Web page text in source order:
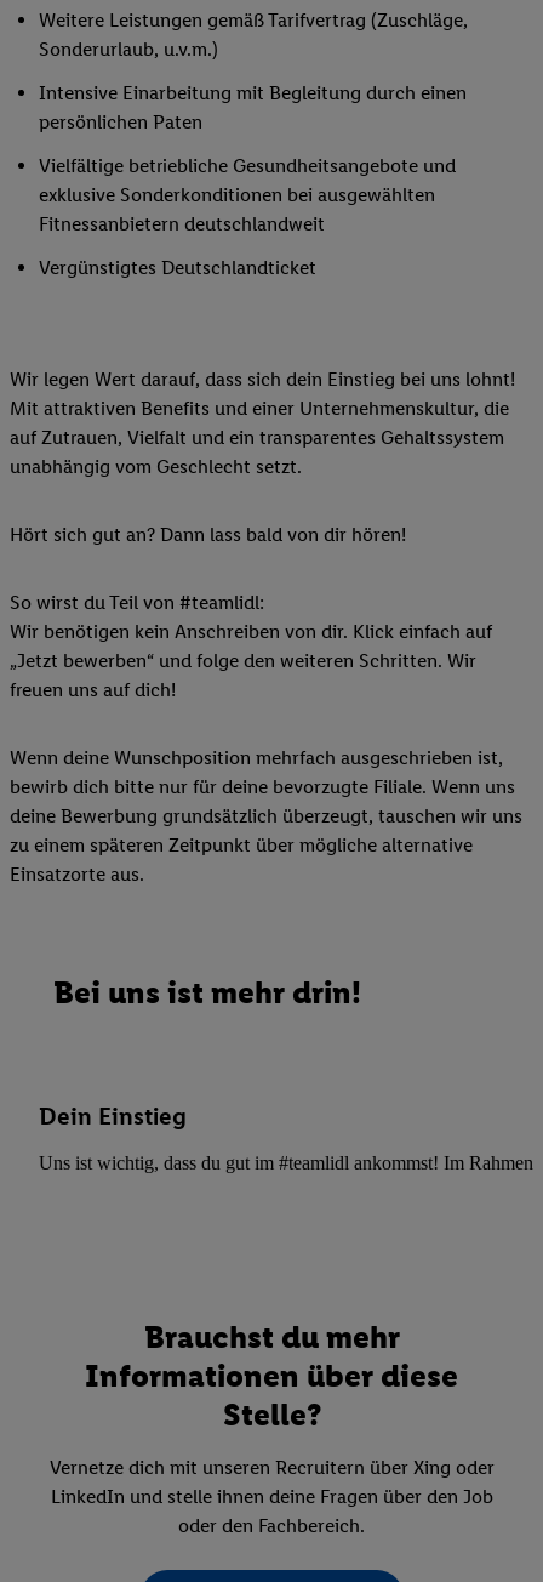
Weitere Leistungen gemäß Tarifvertrag (Zuschläge,
Sonderurlaub, u.v.m.)
Intensive Einarbeitung mit Begleitung durch einen
persönlichen Paten
Vielfältige betriebliche Gesundheitsangebote und
exklusive Sonderkonditionen bei ausgewählten
Fitnessanbietern deutschlandweit
Vergünstigtes Deutschlandticket
Wir legen Wert darauf, dass sich dein Einstieg bei uns lohnt!
Mit attraktiven Benefits und einer Unternehmenskultur, die
auf Zutrauen, Vielfalt und ein transparentes Gehaltssystem
unabhängig vom Geschlecht setzt.
Hört sich gut an? Dann lass bald von dir hören!
So wirst du Teil von #teamlidl:
Wir benötigen kein Anschreiben von dir. Klick einfach auf
„Jetzt bewerben“ und folge den weiteren Schritten. Wir
freuen uns auf dich!
Wenn deine Wunschposition mehrfach ausgeschrieben ist,
bewirb dich bitte nur für deine bevorzugte Filiale. Wenn uns
deine Bewerbung grundsätzlich überzeugt, tauschen wir uns
zu einem späteren Zeitpunkt über mögliche alternative
Einsatzorte aus.
Bei uns ist mehr drin!
Dein Einstieg
Uns ist wichtig, dass du gut im #teamlidl ankommst! Im Rahmen
Brauchst du mehr
Informationen über diese
Stelle?
Vernetze dich mit unseren Recruitern über Xing oder
LinkedIn und stelle ihnen deine Fragen über den Job
oder den Fachbereich.